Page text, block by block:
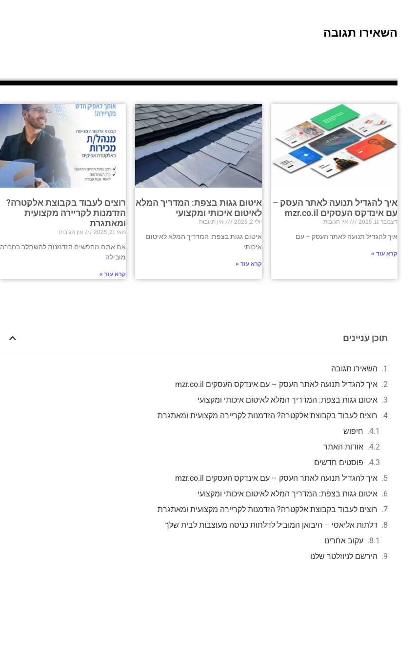
השאירו תגובה
איך להגדיל תנועה לאתר העסק –
עם אינדקס העסקים mzr.co.il
דצמבר 11, 2025
אין תגובות
איך להגדיל תנועה לאתר העסק – עם
קרא עוד »
איטום גגות בצפת: המדריך המלא
לאיטום איכותי ומקצועי
יולי 2, 2025
אין תגובות
איטום גגות בצפת: המדריך המלא לאיטום
איכותי
קרא עוד »
רוצים לעבוד בקבוצת אלקטרה?
הזדמנות לקריירה מקצועית
ומאתגרת
מאי 21, 2025
אין תגובות
אם אתם מחפשים הזדמנות להשתלב בחברה
מובילה
קרא עוד »
תוכן עניינים
השאירו תגובה
איך להגדיל תנועה לאתר העסק – עם אינדקס העסקים mzr.co.il
איטום גגות בצפת: המדריך המלא לאיטום איכותי ומקצועי
רוצים לעבוד בקבוצת אלקטרה? הזדמנות לקריירה מקצועית ומאתגרת
חיפוש
אודות האתר
פוסטים חדשים
איך להגדיל תנועה לאתר העסק – עם אינדקס העסקים mzr.co.il
איטום גגות בצפת: המדריך המלא לאיטום איכותי ומקצועי
רוצים לעבוד בקבוצת אלקטרה? הזדמנות לקריירה מקצועית ומאתגרת
דלתות אליאסי – היבואן המוביל לדלתות כניסה מעוצבות לבית שלך
עקוב אחרינו
הירשם לניוזלטר שלנו